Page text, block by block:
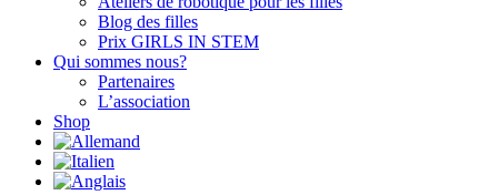
Blog des filles
Prix GIRLS IN STEM
Qui sommes nous?
Partenaires
L’association
Shop